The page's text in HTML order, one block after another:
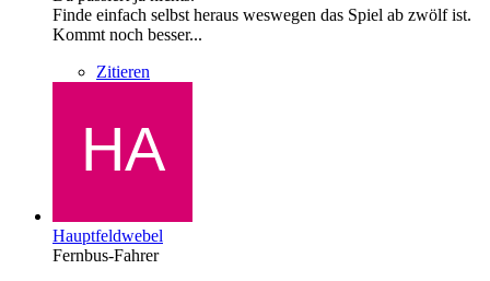
Finde einfach selbst heraus weswegen das Spiel ab zwölf ist.
Kommt noch besser...
Zitieren
Hauptfeldwebel
Fernbus-Fahrer